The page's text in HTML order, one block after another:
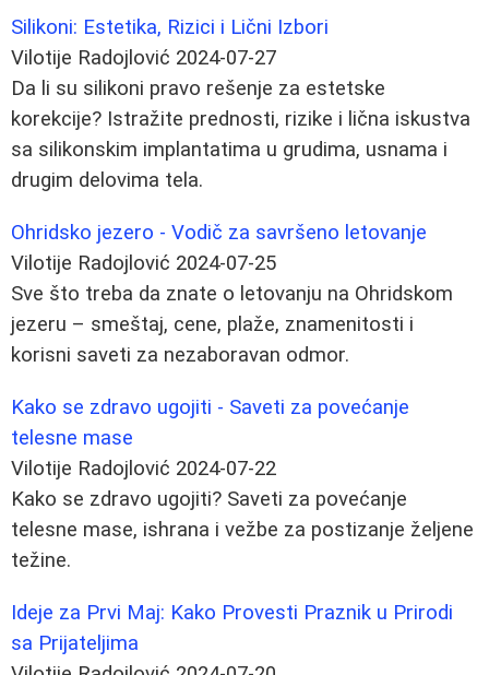
Silikoni: Estetika, Rizici i Lični Izbori
Vilotije Radojlović 2024-07-27
Da li su silikoni pravo rešenje za estetske
korekcije? Istražite prednosti, rizike i lična iskustva
sa silikonskim implantatima u grudima, usnama i
drugim delovima tela.
Ohridsko jezero - Vodič za savršeno letovanje
Vilotije Radojlović 2024-07-25
Sve što treba da znate o letovanju na Ohridskom
jezeru – smeštaj, cene, plaže, znamenitosti i
korisni saveti za nezaboravan odmor.
Kako se zdravo ugojiti - Saveti za povećanje
telesne mase
Vilotije Radojlović 2024-07-22
Kako se zdravo ugojiti? Saveti za povećanje
telesne mase, ishrana i vežbe za postizanje željene
težine.
Ideje za Prvi Maj: Kako Provesti Praznik u Prirodi
sa Prijateljima